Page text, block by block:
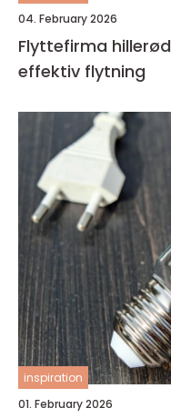
04. February 2026
Flyttefirma hillerød sådan får du en tryg og
effektiv flytning
inspiration
01. February 2026